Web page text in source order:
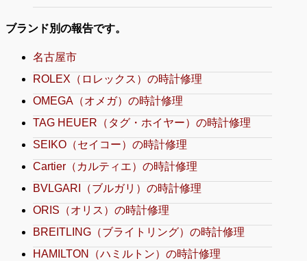
ブランド別の報告です。
名古屋市
ROLEX（ロレックス）の時計修理
OMEGA（オメガ）の時計修理
TAG HEUER（タグ・ホイヤー）の時計修理
SEIKO（セイコー）の時計修理
Cartier（カルティエ）の時計修理
BVLGARI（ブルガリ）の時計修理
ORIS（オリス）の時計修理
BREITLING（ブライトリング）の時計修理
HAMILTON（ハミルトン）の時計修理